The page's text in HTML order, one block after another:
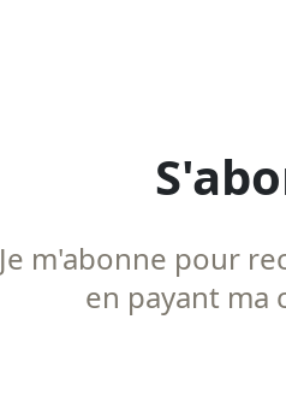
Je m'abonne pour
en payant ma